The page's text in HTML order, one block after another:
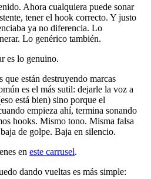
Ahora cualquiera puede sonar
tener el hook correcto. Y justo
ya no diferencia. Lo
Lo genérico también.
es lo genuino.
que están destruyendo marcas
es el más sutil: dejarle la voz a
está bien) sino porque el
empieza ahí, termina sonando
hooks. Mismo tono. Misma falsa
de golpe. Baja en silencio.
en este carrusel.
dando vueltas es más simple: